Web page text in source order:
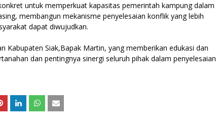
untuk memperkuat kapasitas pemerintah kampung dalam
membangun mekanisme penyelesaian konflik yang lebih
dapat diwujudkan.
Kabupaten Siak,Bapak Martin, yang memberikan edukasi dan
dan pentingnya sinergi seluruh pihak dalam penyelesaian